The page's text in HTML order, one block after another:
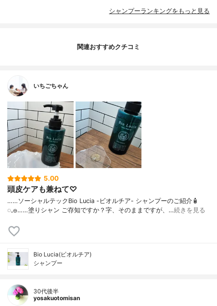
シャンプーランキングをもっと見る
関連おすすめクチコミ
いちごちゃん
5.00
頭皮ケアも兼ねて♡
……⁡⁡⁡ソーシャルテックBio Lucia -ビオルチア- シャンプー⁡のご紹介🧴‎
◌𓈒𓐍⁡……⁡⁡⁡⁡塗りシャン ご存知ですか？⁡⁡⁡⁡字、そのままですが、…続きを見る
Bio Lucia(ビオルチア)
シャンプー
30代後半
yosakuotomisan